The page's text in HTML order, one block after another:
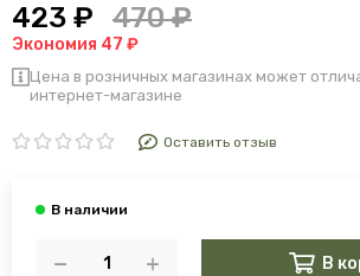
423 ₽ 470 ₽
Экономия 47 ₽
Цена в розничных магазинах может
интернет-магазине
Оставить отзыв
В